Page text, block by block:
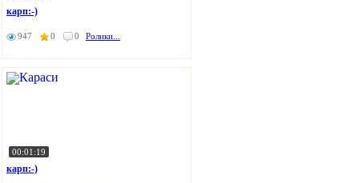
карп:-)
947 0 0 Ролики...
00:01:19
карп:-)